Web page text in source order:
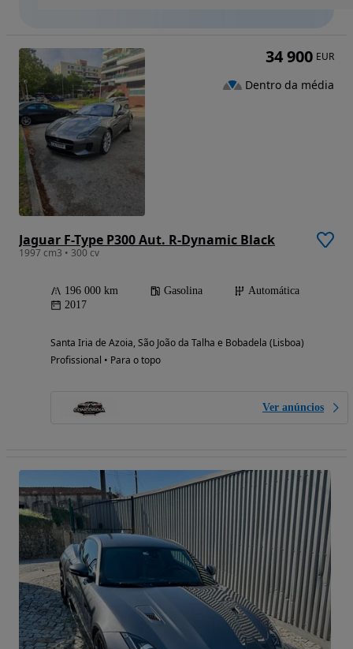
Jaguar F-Type P300 Aut. R-Dynamic Black
1997 cm3 • 300 cv
196 000 km Gasolina
Automática
2017
Santa Iria de Azoia, São João da Talha e Bobadela (Lisboa)
Profissional • Para o topo
Ver anúncios
34 900 EUR
Dentro da média